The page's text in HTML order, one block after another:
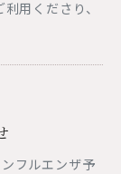
用くださり、
フルエンザ予